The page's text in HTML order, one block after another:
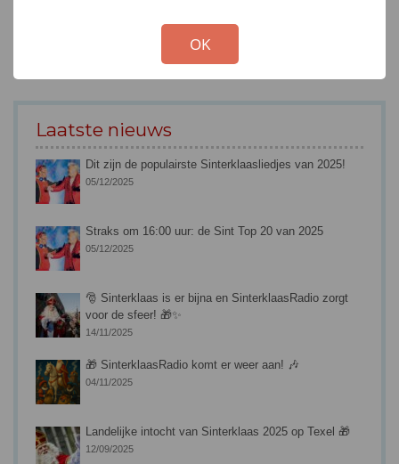
Laatste nieuws
Dit zijn de populairste Sinterklaasliedjes van 2025!
05/12/2025
Straks om 16:00 uur: de Sint Top 20 van 2025
05/12/2025
🎅 Sinterklaas is er bijna en SinterklaasRadio zorgt
voor de sfeer! 🎁✨
14/11/2025
🎁 SinterklaasRadio komt er weer aan! 🎶
04/11/2025
Landelijke intocht van Sinterklaas 2025 op Texel 🎁
12/09/2025
OK